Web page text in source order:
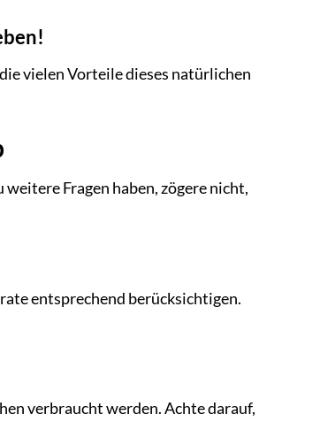
vielen Vorteile dieses natürlichen
Fragen haben, zögere nicht,
entsprechend berücksichtigen.
verbraucht werden. Achte darauf,